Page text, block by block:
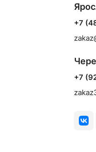
+7
+7